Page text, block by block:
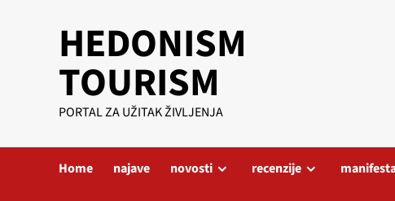
HEDONISM
TOURISM
PORTAL ZA UŽITAK ŽIVLJENJA
Home najave novosti recenzije